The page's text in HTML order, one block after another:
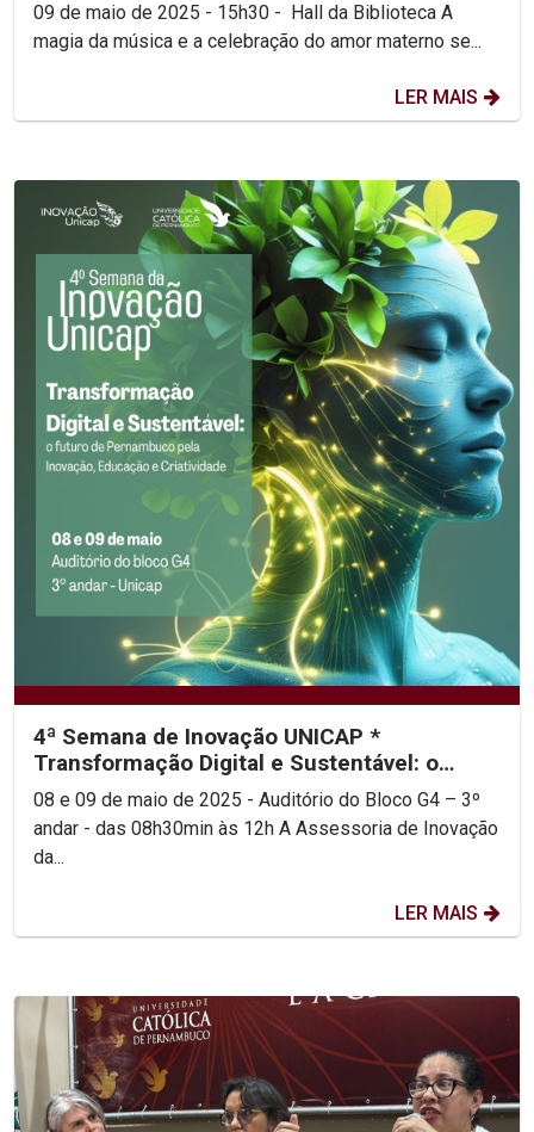
09 de maio de 2025 - 15h30 - Hall da Biblioteca A
magia da música e a celebração do amor materno se...
LER MAIS
4ª Semana de Inovação UNICAP *
Transformação Digital e Sustentável: o
futuro de Pernambuco pela...
08 e 09 de maio de 2025 - Auditório do Bloco G4 – 3º
andar - das 08h30min às 12h A Assessoria de Inovação
da...
LER MAIS